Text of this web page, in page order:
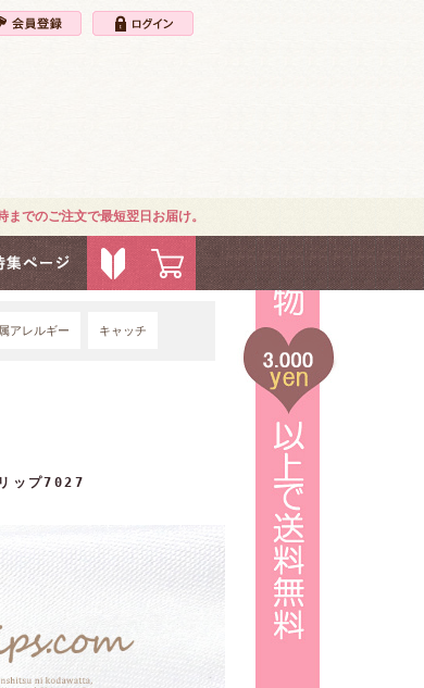
までのご注文で最短翌日お届け。
アレルギー キャッチ
ップ7027